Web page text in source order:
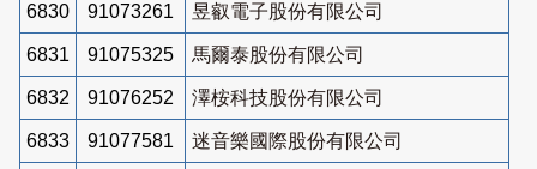
6830 91073261 昱叡電子股份有限公司
6831 91075325 馬爾泰股份有限公司
6832 91076252 澤桉科技股份有限公司
6833 91077581 迷音樂國際股份有限公司